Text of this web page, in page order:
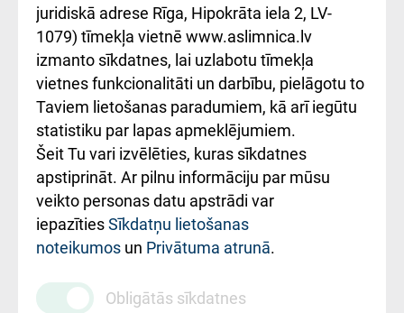
kārtība
Kā pie mums nokļūt
Rēķinu apmaksas
ceļvedis
Rekvizīti un
ārstniecības
iestādes kods
010000234
Maksas
Україною
juridiskā adrese Rīga, Hipokrāta iela 2, LV-
1079) tīmekļa vietnē www.aslimnica.lv
izmanto sīkdatnes, lai uzlabotu tīmekļa
vietnes funkcionalitāti un darbību, pielāgotu to
Taviem lietošanas paradumiem, kā arī iegūtu
statistiku par lapas apmeklējumiem.
Šeit Tu vari izvēlēties, kuras sīkdatnes
apstiprināt. Ar pilnu informāciju par mūsu
veikto personas datu apstrādi var
iepazītiesSīkdatņu lietošanas
noteikumos un Privātuma atrunā.
Obligātās sīkdatnes